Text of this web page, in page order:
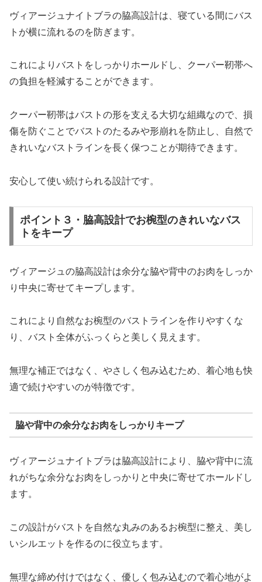
ヴィアージュナイトブラの脇高設計は、寝ている間にバス
トが横に流れるのを防ぎます。
これによりバストをしっかりホールドし、クーパー靭帯へ
の負担を軽減することができます。
クーパー靭帯はバストの形を支える大切な組織なので、損
傷を防ぐことでバストのたるみや形崩れを防止し、自然で
きれいなバストラインを長く保つことが期待できます。
安心して使い続けられる設計です。
ポイント３・脇高設計でお椀型のきれいなバス
トをキープ
ヴィアージュの脇高設計は余分な脇や背中のお肉をしっか
り中央に寄せてキープします。
これにより自然なお椀型のバストラインを作りやすくな
り、バスト全体がふっくらと美しく見えます。
無理な補正ではなく、やさしく包み込むため、着心地も快
適で続けやすいのが特徴です。
脇や背中の余分なお肉をしっかりキープ
ヴィアージュナイトブラは脇高設計により、脇や背中に流
れがちな余分なお肉をしっかりと中央に寄せてホールドし
ます。
この設計がバストを自然な丸みのあるお椀型に整え、美し
いシルエットを作るのに役立ちます。
無理な締め付けではなく、優しく包み込むので着心地がよ